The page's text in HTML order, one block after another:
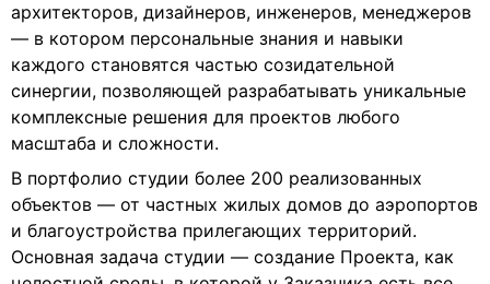
архитекторов, дизайнеров, инженеров, менеджеров
— в котором персональные знания и навыки
каждого становятся частью созидательной
синергии, позволяющей разрабатывать уникальные
комплексные решения для проектов любого
масштаба и сложности.
В портфолио студии более 200 реализованных
объектов — от частных жилых домов до аэропортов
и благоустройства прилегающих территорий.
Основная задача студии — создание Проекта, как